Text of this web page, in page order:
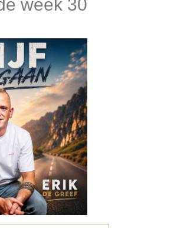
week 30